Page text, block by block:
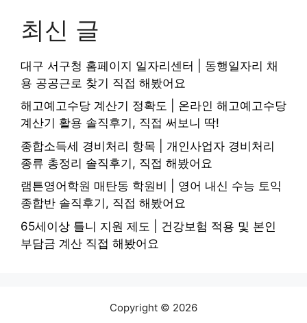
최신 글
대구 서구청 홈페이지 일자리센터 | 동행일자리 채
용 공공근로 찾기 직접 해봤어요
해고예고수당 계산기 정확도 | 온라인 해고예고수당
계산기 활용 솔직후기, 직접 써보니 딱!
종합소득세 경비처리 항목 | 개인사업자 경비처리
종류 총정리 솔직후기, 직접 해봤어요
램튼영어학원 매탄동 학원비 | 영어 내신 수능 토익
종합반 솔직후기, 직접 해봤어요
65세이상 틀니 지원 제도 | 건강보험 적용 및 본인
부담금 계산 직접 해봤어요
Copyright © 2026